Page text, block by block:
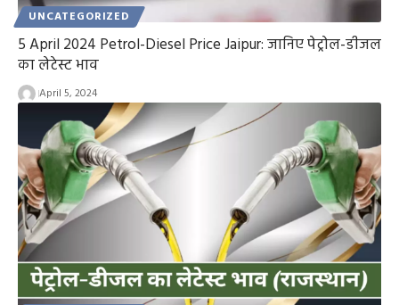
UNCATEGORIZED
5 April 2024 Petrol-Diesel Price Jaipur: जानिए पेट्रोल-डीजल
का लेटेस्ट भाव
April 5, 2024